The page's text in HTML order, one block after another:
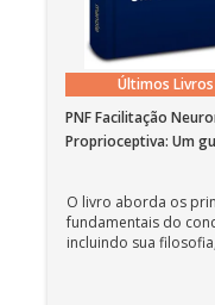
Últimos
PNF Facilitação
Proprioceptiva: Um
O livro aborda os
fundamentais do
incluindo sua